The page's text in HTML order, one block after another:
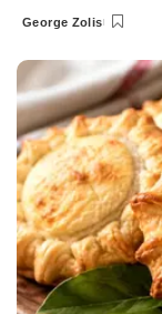
Posted
George Zolis